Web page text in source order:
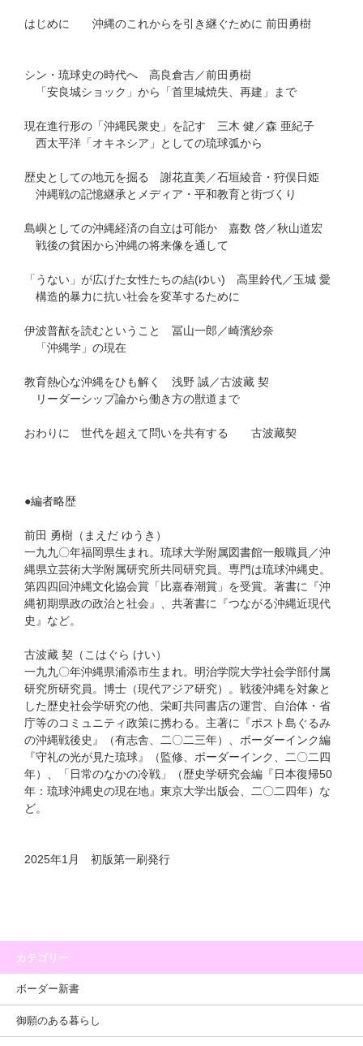
はじめに 沖縄のこれからを引き継ぐために 前田勇樹
シン・琉球史の時代へ 高良倉吉／前田勇樹
「安良城ショック」から「首里城焼失、再建」まで
現在進行形の「沖縄民衆史」を記す 三木 健／森 亜紀子
西太平洋「オキネシア」としての琉球弧から
歴史としての地元を掘る 謝花直美／石垣綾音・狩俣日姫
沖縄戦の記憶継承とメディア・平和教育と街づくり
島嶼としての沖縄経済の自立は可能か 嘉数 啓／秋山道宏
戦後の貧困から沖縄の将来像を通して
「うない」が広げた女性たちの結(ゆい) 高里鈴代／玉城 愛
構造的暴力に抗い社会を変革するために
伊波普猷を読むということ 冨山一郎／崎濱紗奈
「沖縄学」の現在
教育熱心な沖縄をひも解く 浅野 誠／古波藏 契
リーダーシップ論から働き方の獣道まで
おわりに 世代を超えて問いを共有する 古波藏契
●編者略歴
前田 勇樹（まえだ ゆうき）
一九九〇年福岡県生まれ。琉球大学附属図書館一般職員／沖
縄県立芸術大学附属研究所共同研究員。専門は琉球沖縄史。
第四四回沖縄文化協会賞「比嘉春潮賞」を受賞。著書に『沖
縄初期県政の政治と社会』、共著書に『つながる沖縄近現代
史』など。
古波藏 契（こはぐら けい）
一九九〇年沖縄県浦添市生まれ。明治学院大学社会学部付属
研究所研究員。博士（現代アジア研究）。戦後沖縄を対象と
した歴史社会学研究の他、栄町共同書店の運営、自治体・省
庁等のコミュニティ政策に携わる。主著に『ポスト島ぐるみ
の沖縄戦後史』（有志舎、二〇二三年）、ボーダーインク編
『守礼の光が見た琉球』（監修、ボーダーインク、二〇二四
年）、「日常のなかの冷戦」（歴史学研究会編『日本復帰50
年：琉球沖縄史の現在地』東京大学出版会、二〇二四年）な
ど。
2025年1月 初版第一刷発行
カテゴリー
ボーダー新書
御願のある暮らし